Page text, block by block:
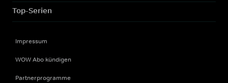
Top-Serien
Impressum
WOW Abo kündigen
Partnerprogramme